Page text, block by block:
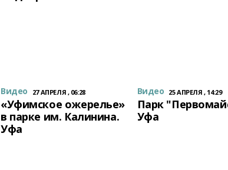
Видео 27 АПРЕЛЯ , 06:28
«Уфимское ожерелье»
в парке им. Калинина.
Уфа
Видео 25 АПРЕЛЯ , 14:29
Парк
Уфа